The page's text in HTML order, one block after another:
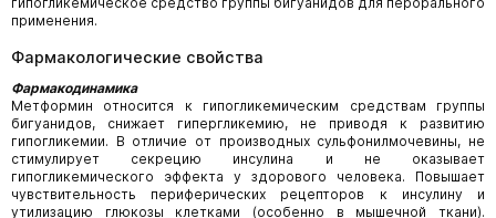
применения.
Фармакологические свойства
Фармакодинамика
Метформин относится к гипогликемическим средствам группы
бигуанидов, снижает гипергликемию, не приводя к развитию
гипогликемии. В отличие от производных сульфонилмочевины, не
стимулирует секрецию инсулина и не оказывает
гипогликемического эффекта у здорового человека. Повышает
чувствительность периферических рецепторов к инсулину и
утилизацию глюкозы клетками (особенно в мышечной ткани).